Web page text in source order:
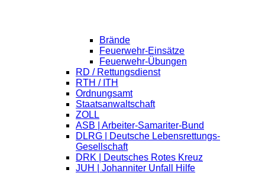
Brände
Feuerwehr-Einsätze
Feuerwehr-Übungen
RD / Rettungsdienst
RTH / ITH
Ordnungsamt
Staatsanwaltschaft
ZOLL
ASB | Arbeiter-Samariter-Bund
DLRG | Deutsche Lebensrettungs-
Gesellschaft
DRK | Deutsches Rotes Kreuz
JUH | Johanniter Unfall Hilfe